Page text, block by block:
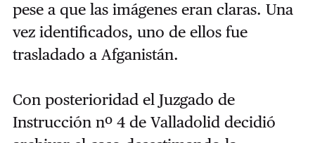
pese a que las imágenes eran claras. Una
vez identificados, uno de ellos fue
trasladado a Afganistán.
Con posterioridad el Juzgado de
Instrucción nº 4 de Valladolid decidió